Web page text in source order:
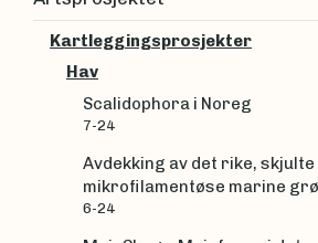
Kartleggingsprosjekter
Hav
Scalidophora i Noreg
7-24
Avdekking av det rike,
mikrofilamentøse marine
6-24